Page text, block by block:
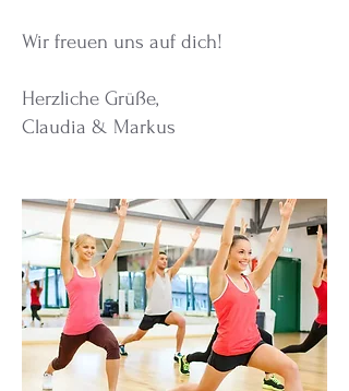
Wir freuen uns auf dich!
Herzliche Grüße,
Claudia & Markus